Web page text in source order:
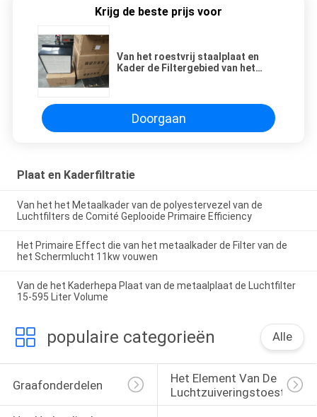
Krijg de beste prijs voor
Van het roestvrij staalplaat en
Kader de Filtergebied van het
Doorgaan
Plaat en Kaderfiltratie
Van het het Metaalkader van de polyestervezel van de
Luchtfilters de Comité Geplooide Primaire Efficiency
Het Primaire Effect die van het metaalkader de Filter van de
het Schermlucht 11kw vouwen
Van de het Kaderhepa Plaat van de metaalplaat de Luchtfilter
15-595 Liter Volume
populaire categorieën Alle
Graafonderdelen
Het Element Van De